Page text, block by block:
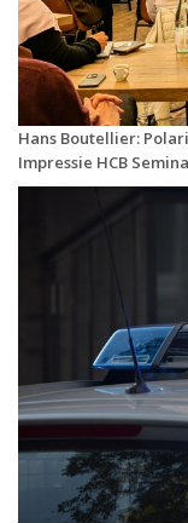
Hans Boutellier:
Impressie HCB